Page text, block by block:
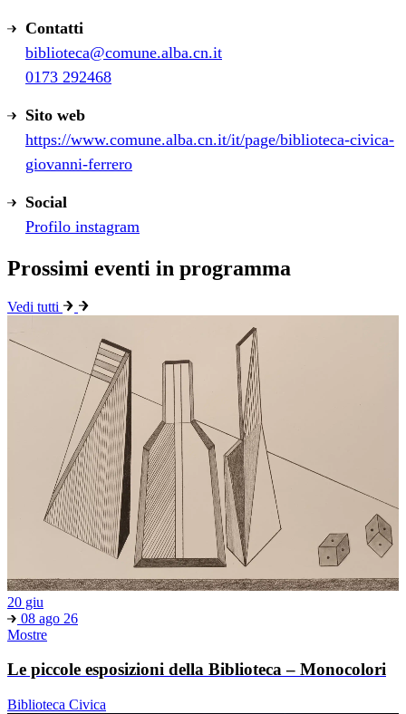
Contatti
biblioteca@comune.alba.cn.it
0173 292468
Sito web
https://www.comune.alba.cn.it/it/page/biblioteca-civica-
giovanni-ferrero
Social
Profilo instagram
Prossimi eventi in programma
Vedi tutti
20 giu
08 ago 26
Mostre
Le piccole esposizioni della Biblioteca – Monocolori
Biblioteca Civica